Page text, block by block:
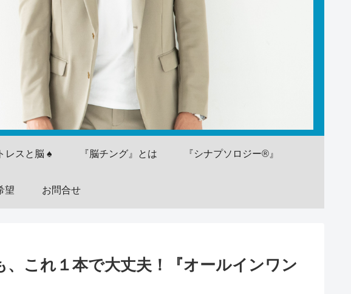
レスと脳 ♠ 『脳チング』とは 『シナプソロジー®』
望 お問合せ
、これ１本で大丈夫！『オールインワン